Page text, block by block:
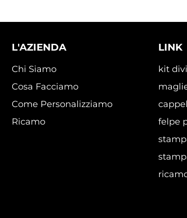
L'AZIENDA
Chi Siamo
Cosa Facciamo
Come Personalizziamo
Ricamo
LINK
kit
felpe